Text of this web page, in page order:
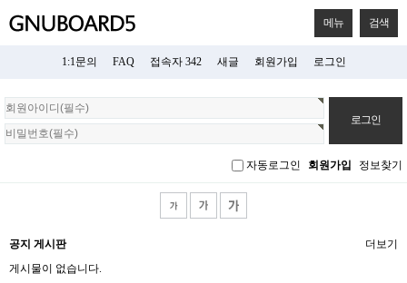
메뉴 검색
1:1문의 FAQ 접속자 342 새글 회원가입 로그인
회
원
로
자동로그인 회원가입 정보찾기
공지 게시판
게시물이 없습니다.
더보기